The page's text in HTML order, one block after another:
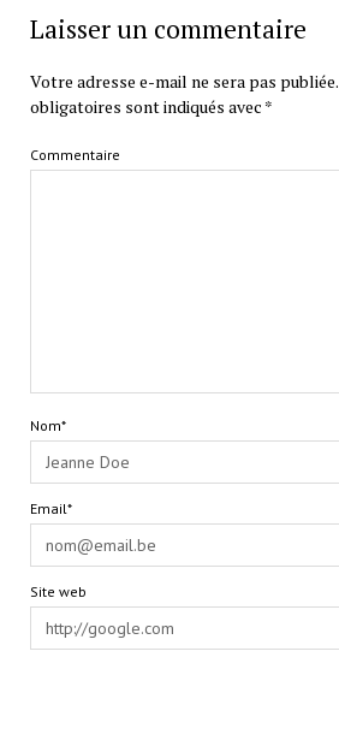
Laisser un commentaire
Votre adresse e-mail ne sera pas publiée.
obligatoires sont indiqués avec *
Commentaire
Nom*
Email*
Site web